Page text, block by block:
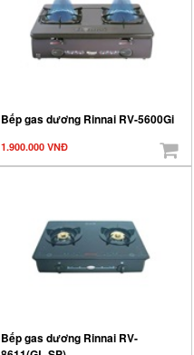
Bếp gas dương Rinnai RV-5600Gi
1.900.000 VNĐ
Bếp gas dương Rinnai RV-